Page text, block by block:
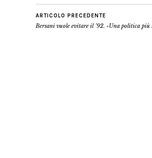
ARTICOLO PRECEDENTE
Bersani vuole evitare il ’92. «Una politica più